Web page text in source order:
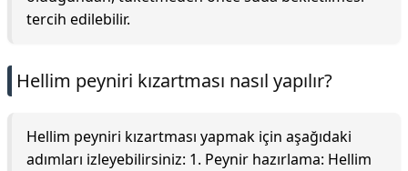
tercih edilebilir.
Hellim peyniri kızartması nasıl yapılır?
Hellim peyniri kızartması yapmak için aşağıdaki
adımları izleyebilirsiniz: 1. Peynir hazırlama: Hellim